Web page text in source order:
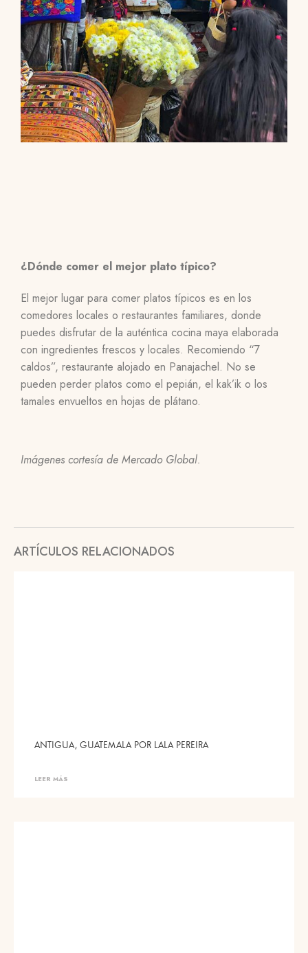
¿Dónde comer el mejor plato típico?
El mejor lugar para comer platos típicos es en los
comedores locales o restaurantes familiares, donde
puedes disfrutar de la auténtica cocina maya elaborada
con ingredientes frescos y locales. Recomiendo “7
caldos”, restaurante alojado en Panajachel. No se
pueden perder platos como el pepián, el kak’ik o los
tamales envueltos en hojas de plátano.
Imágenes cortesía de Mercado Global.
ARTÍCULOS RELACIONADOS
ANTIGUA, GUATEMALA POR LALA PEREIRA
LEER MÁS